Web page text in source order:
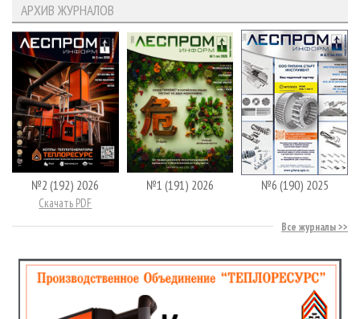
АРХИВ ЖУРНАЛОВ
№2 (192) 2026
Скачать PDF
№1 (191) 2026 №6 (190) 2025
Все журналы